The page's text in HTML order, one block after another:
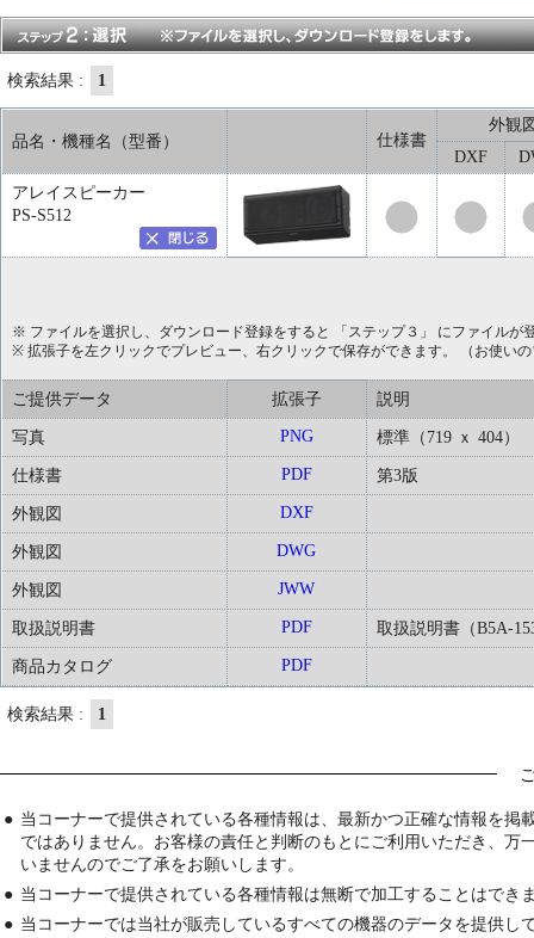
検索結果 : 1
品名・機種名（型番） 仕様書
外観
DXF
アレイスピーカー
PS-S512
※ ファイルを選択し、ダウンロード登録をすると 「ステップ３」 にファイルが
※ 拡張子を左クリックでプレビュー、右クリックで保存ができます。 （お使い
ご提供データ 拡張子 説明
写真 PNG 標準（719 ｘ 404）
仕様書 PDF 第3版
外観図 DXF
外観図 DWG
外観図 JWW
取扱説明書 PDF 取扱説明書（B5A-
商品カタログ PDF
検索結果 : 1
● 当コーナーで提供されている各種情報は、最新かつ正確な情報を
ではありません。お客様の責任と判断のもとにご利用いただき、
いませんのでご了承をお願いします。
● 当コーナーで提供されている各種情報は無断で加工することはでき
● 当コーナーでは当社が販売しているすべての機器のデータを提供し